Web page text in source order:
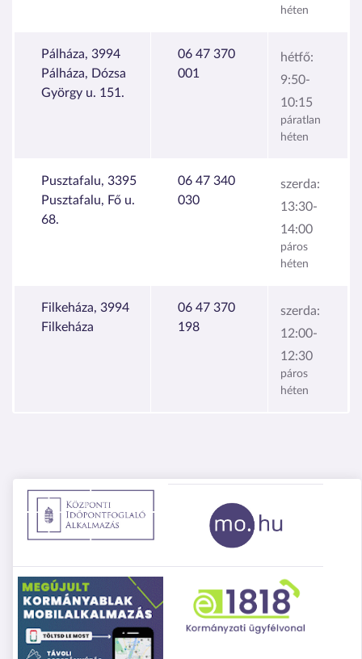
héten
Pálháza, 3994
Pálháza, Dózsa
György u. 151.
06 47 370
001
hétfő:
9:50-
10:15
páratlan
héten
Pusztafalu, 3395
Pusztafalu, Fő u.
68.
06 47 340
030
szerda:
13:30-
14:00
páros
héten
Filkeháza, 3994
Filkeháza
06 47 370
198
szerda:
12:00-
12:30
páros
héten